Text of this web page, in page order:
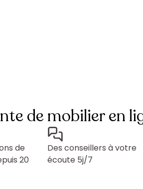
de mobilier en
de
20
Des conseillers à votre
écoute 5j/7